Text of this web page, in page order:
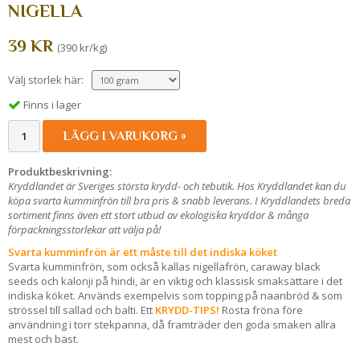
NIGELLA
39 KR (390 kr/kg)
Välj storlek här:
Finns i lager
LÄGG I VARUKORG »
Produktbeskrivning:
Kryddlandet är Sveriges största krydd- och tebutik. Hos Kryddlandet kan du
köpa svarta kumminfrön till bra pris & snabb leverans. I Kryddlandets breda
sortiment finns även ett stort utbud av ekologiska kryddor & många
förpackningsstorlekar att välja på!
Svarta kumminfrön är ett måste till det indiska köket
Svarta kumminfrön, som också kallas nigellafrön, caraway black
seeds och kalonji på hindi, är en viktig och klassisk smaksättare i det
indiska köket. Används exempelvis som topping på naanbröd & som
strössel till sallad och balti. Ett KRYDD-TIPS! Rosta fröna före
användning i torr stekpanna, då framträder den goda smaken allra
mest och bäst.